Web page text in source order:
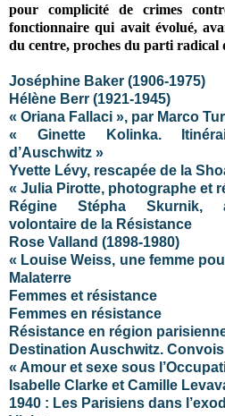
pour complicité de crimes
fonctionnaire qui avait évolué,
du centre, proches du parti radical
Joséphine Baker (1906-1975)
Hélène Berr (1921-1945)
« Oriana Fallaci », par Marco
« Ginette Kolinka.
d’Auschwitz »
Yvette Lévy, rescapée de la
« Julia Pirotte, photographe et
Régine Stépha Skurnik,
volontaire de la Résistance
Rose Valland (1898-1980)
« Louise Weiss, une femme
Malaterre
Femmes et résistance
Femmes en résistance
Résistance en région
Destination Auschwitz.
« Amour et sexe sous
Isabelle Clarke et Camille
1940 : Les Parisiens dans